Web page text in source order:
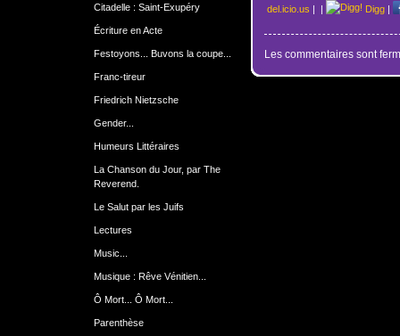
Citadelle : Saint-Exupéry
Écriture en Acte
Festoyons... Buvons la coupe...
Franc-tireur
Friedrich Nietzsche
Gender...
Humeurs Littéraires
La Chanson du Jour, par The
Reverend.
Le Salut par les Juifs
Lectures
Music...
Musique : Rêve Vénitien...
Ô Mort... Ô Mort...
Parenthèse
del.icio.us | | Digg|
Les commentaires sont